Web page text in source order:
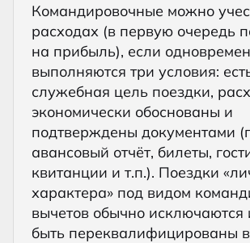
Командировочные можно
расходах (в первую очередь
на прибыль), если
выполняются три условия:
служебная цель поездки,
экономически обоснованы и
подтверждены документами
авансовый отчёт, билеты,
квитанции и т.п.). Поездки
характера» под видом
вычетов обычно исключаются
быть переквалифицированы